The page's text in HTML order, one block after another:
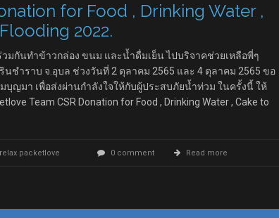
for Food , Drinking Water ,
2022.
วมกันทำข้าวกล่อง ขนม และน้ำดื่มเย็น ไปบริจาคช่วยเหลือพี่ๆ
ชำราบ จ.อุบล ช่วงวันที่ 2 ตุลาคม 2565 และ 4 ตุลาคม 2565 ขอ
ญมา เพื่อส่งผ่านกำลังใจให้กับผู้ประสบภัยน้ำท่วม ในครั้งนี้ ให้
Team CSR Donation for Food , Drinking Water , Cake to
packetlove 0 comment Read more